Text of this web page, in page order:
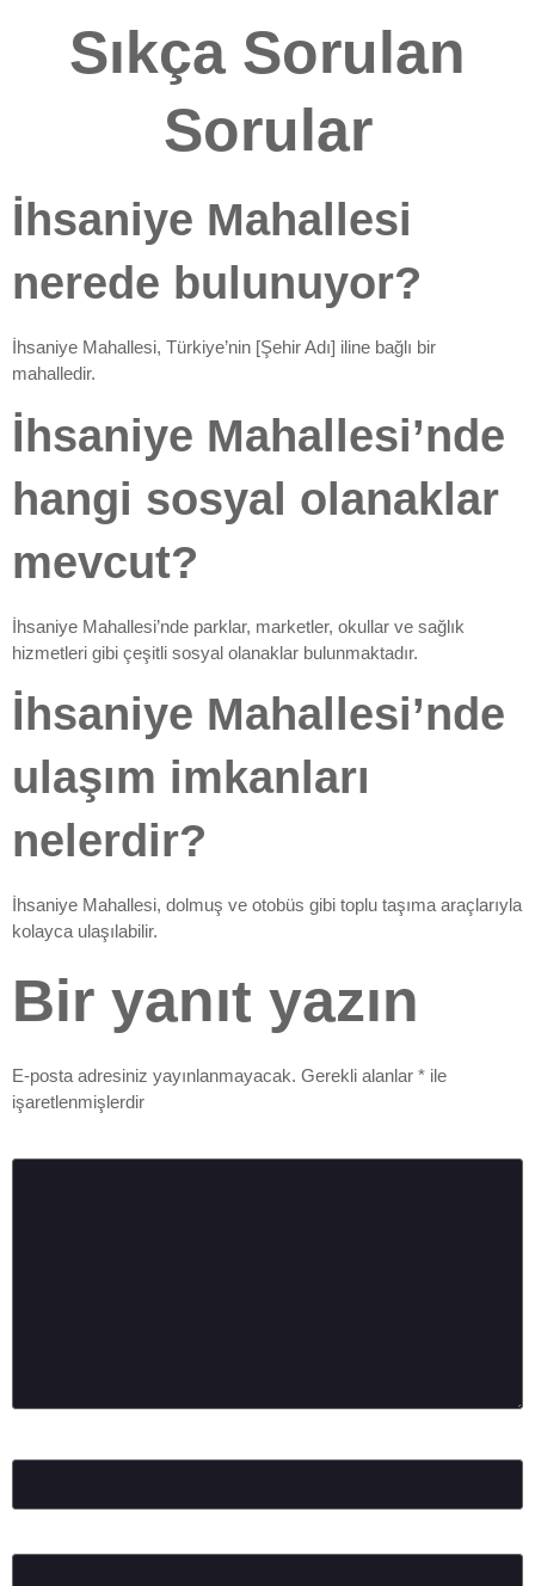
Sıkça Sorulan
Sorular
İhsaniye Mahallesi
nerede bulunuyor?
İhsaniye Mahallesi, Türkiye’nin [Şehir Adı] iline bağlı bir
mahalledir.
İhsaniye Mahallesi’nde
hangi sosyal olanaklar
mevcut?
İhsaniye Mahallesi’nde parklar, marketler, okullar ve sağlık
hizmetleri gibi çeşitli sosyal olanaklar bulunmaktadır.
İhsaniye Mahallesi’nde
ulaşım imkanları
nelerdir?
İhsaniye Mahallesi, dolmuş ve otobüs gibi toplu taşıma araçlarıyla
kolayca ulaşılabilir.
Bir yanıt yazın
E-posta adresiniz yayınlanmayacak. Gerekli alanlar * ile
işaretlenmişlerdir